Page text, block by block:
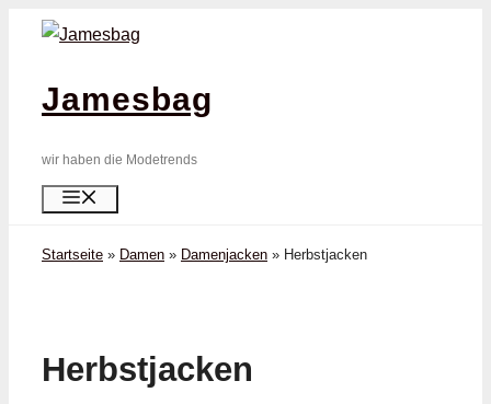
Zum
springenJamesbag
wir haben die Modetrends
Startseite » Damen » Damenjacken » Herbst­jacken
Herbst­jacken